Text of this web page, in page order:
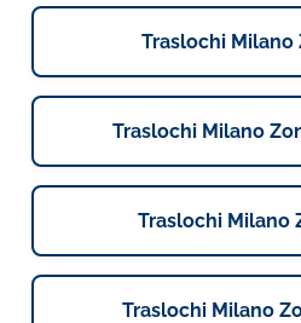
Traslochi Milano
Traslochi Milano
Traslochi Milano
Traslochi Milano